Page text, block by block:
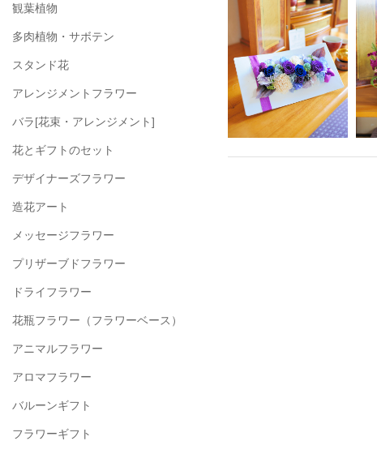
観葉植物
多肉植物・サボテン
スタンド花
アレンジメントフラワー
バラ[花束・アレンジメント]
花とギフトのセット
デザイナーズフラワー
造花アート
メッセージフラワー
プリザーブドフラワー
ドライフラワー
花瓶フラワー （フラワーベース）
アニマルフラワー
アロマフラワー
バルーンギフト
フラワーギフト